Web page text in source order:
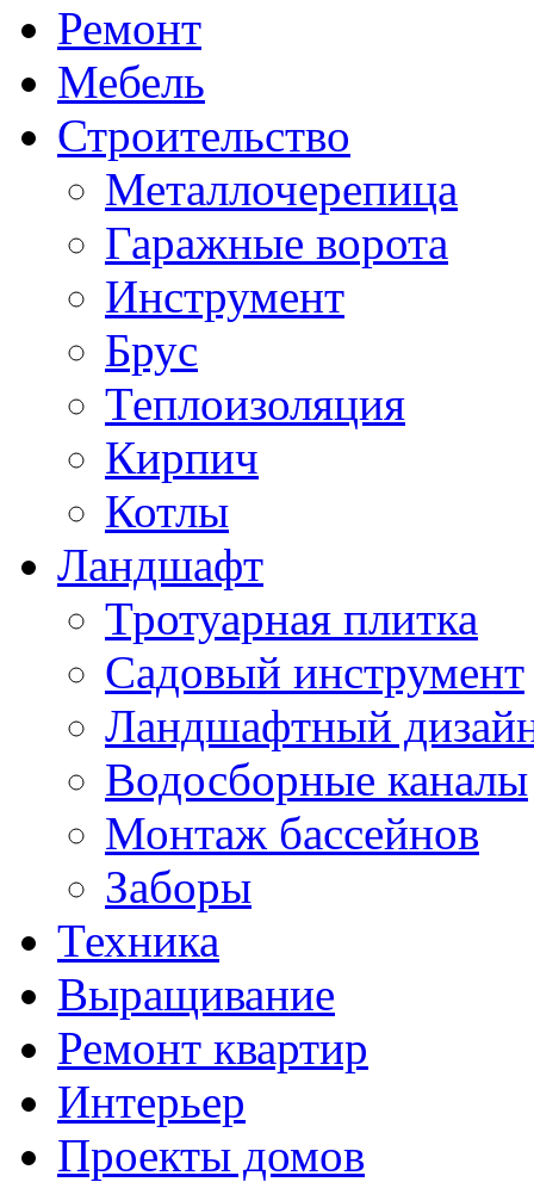
Ремонт
Мебель
Строительство
Металлочерепица
Гаражные ворота
Инструмент
Брус
Теплоизоляция
Кирпич
Котлы
Ландшафт
Тротуарная плитка
Садовый инструмент
Ландшафтный
Водосборные каналы
Монтаж бассейнов
Заборы
Техника
Выращивание
Ремонт квартир
Интерьер
Проекты домов